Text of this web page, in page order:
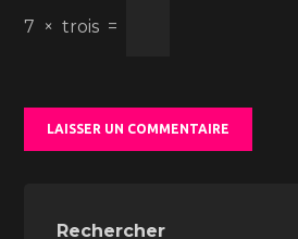
7 × trois =
Rechercher